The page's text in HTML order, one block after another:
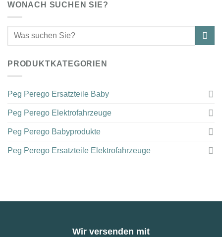
WONACH SUCHEN SIE?
PRODUKTKATEGORIEN
Peg Perego Ersatzteile Baby
Peg Perego Elektrofahrzeuge
Peg Perego Babyprodukte
Peg Perego Ersatzteile Elektrofahrzeuge
Wir versenden mit